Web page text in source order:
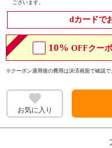
ございます。
dカードで
10% OFFクー
※クーポン適用後の費用は決済画面で確認で
お気に入り